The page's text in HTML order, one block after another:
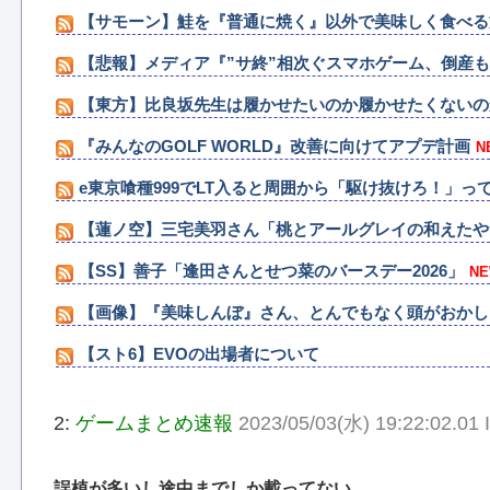
【サモーン】鮭を『普通に焼く』以外で美味しく食べ
【悲報】メディア『”サ終”相次ぐスマホゲーム、倒産
【東方】比良坂先生は履かせたいのか履かせたくない
『みんなのGOLF WORLD』改善に向けてアプデ計画
e東京喰種999でLT入ると周囲から「駆け抜けろ！」
【蓮ノ空】三宅美羽さん「桃とアールグレイの和えた
【SS】善子「逢田さんとせつ菜のバースデー2026」
【画像】『美味しんぼ』さん、とんでもなく頭がおか
【スト6】EVOの出場者について
2: ゲームまとめ速報 2023/05/03(水) 19:22:02.01